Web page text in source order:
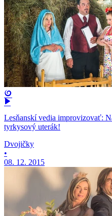
Lesňanskí vedia improvizovať:
tyrkysový uterák!
Dvojičky
•
08. 12. 2015